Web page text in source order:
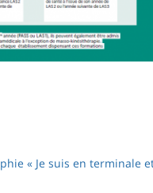
« Je suis en terminale